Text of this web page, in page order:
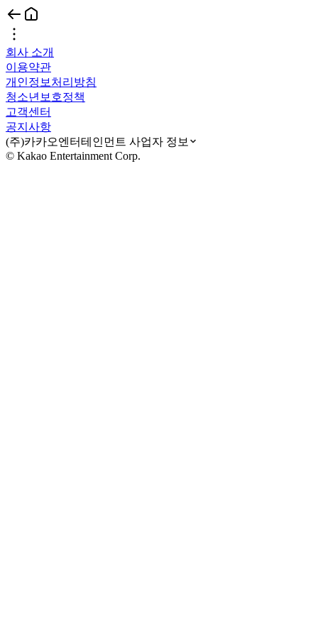
회사 소개
이용약관
개인정보처리방침
청소년보호정책
고객센터
공지사항
(주)카카오엔터테인먼트 사업자 정보
© Kakao Entertainment Corp.